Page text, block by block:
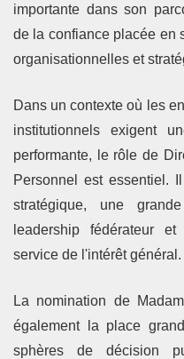
importante dans son
de la confiance placée en
organisationnelles et
Dans un contexte où les
institutionnels exigent
performante, le rôle de
Personnel est essentiel.
stratégique, une
leadership fédérateur
service de l'intérêt général.
La nomination de
également la place
sphères de décision